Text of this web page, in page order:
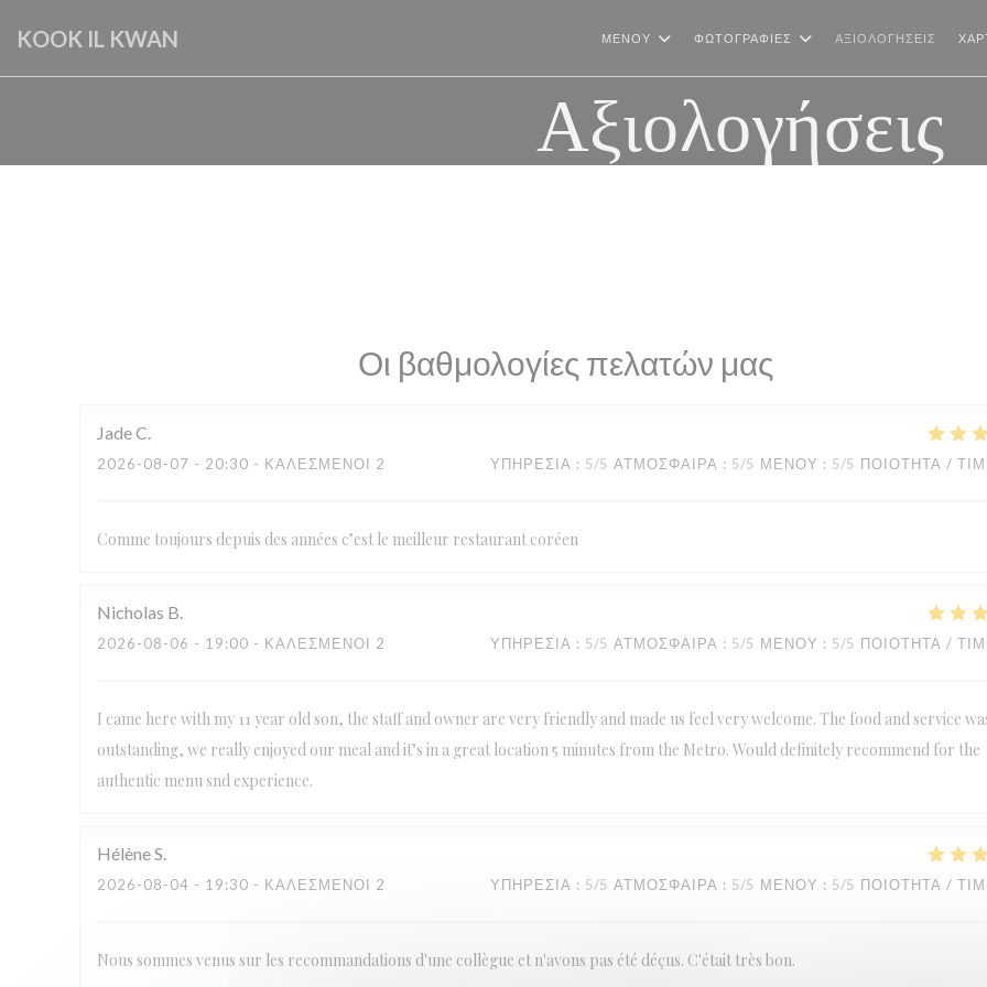
KOOK IL KWAN ΜΕΝΟΎ ΦΩΤΟΓΡΑΦΊΕΣ ΑΞΙΟΛΟΓΉΣΕΙΣ
Αξιολογήσεις
Οι βαθμολογίες πελατών μας
JadeC
2026-08-07 - 20:30 - ΚΑΛΕΣΜΈΝΟΙ 2 ΥΠΗΡΕΣΊΑ : 5/5 ΑΤΜΌΣΦΑΙΡΑ : 5/5 ΜΕΝΟΎ : 5/5 ΠΟΙΌΤΗΤΑ /
Comme toujours depuis des années c’est le meilleur restaurant coréen
Nicholas B
2026-08-06 - 19:00 - ΚΑΛΕΣΜΈΝΟΙ 2 ΥΠΗΡΕΣΊΑ : 5/5 ΑΤΜΌΣΦΑΙΡΑ : 5/5 ΜΕΝΟΎ : 5/5 ΠΟΙΌΤΗΤΑ /
I came here with my 11 year old son, the staff and owner are very friendly and made us feel very welcome. The food and service
outstanding, we really enjoyed our meal and it’s in a great location 5 minutes from the Metro. Would definitely recommend for the
authentic menu snd experience.
HélèneS
2026-08-04 - 19:30 - ΚΑΛΕΣΜΈΝΟΙ 2 ΥΠΗΡΕΣΊΑ : 5/5 ΑΤΜΌΣΦΑΙΡΑ : 5/5 ΜΕΝΟΎ : 5/5 ΠΟΙΌΤΗΤΑ /
Nous sommes venus sur les recommandations d'une collègue et n'avons pas été déçus. C'était très bon.